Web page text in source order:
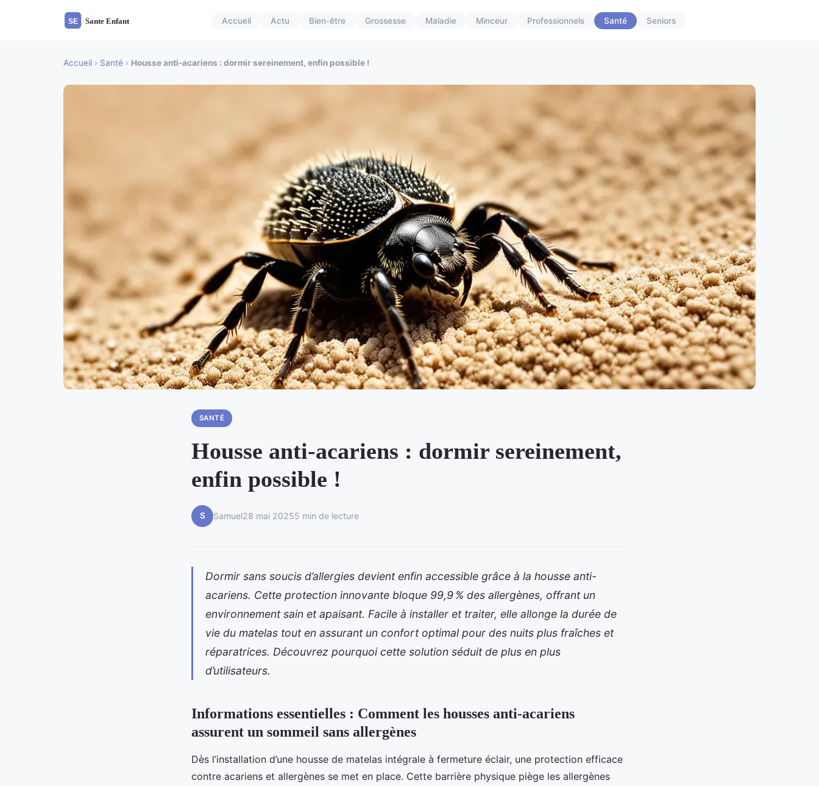
Accueil Actu Bien-être Grossesse Maladie Minceur Professionnels Santé Seniors
Accueil › Santé › Housse anti-acariens : dormir sereinement, enfin possible !
SANTÉ
Housse anti-acariens : dormir sereinement,
enfin possible !
S Samuel28 mai 20255 min de lecture
Dormir sans soucis d’allergies devient enfin accessible grâce à la housse anti-
acariens. Cette protection innovante bloque 99,9 % des allergènes, offrant un
environnement sain et apaisant. Facile à installer et traiter, elle allonge la durée de
vie du matelas tout en assurant un confort optimal pour des nuits plus fraîches et
réparatrices. Découvrez pourquoi cette solution séduit de plus en plus
d’utilisateurs.
Informations essentielles : Comment les housses anti-acariens
assurent un sommeil sans allergènes
Dès l’installation d’une housse de matelas intégrale à fermeture éclair, une protection efficace
contre acariens et allergènes se met en place. Cette barrière physique piège les allergènes